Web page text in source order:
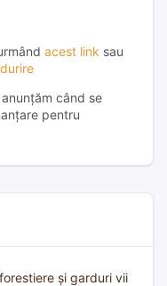
acest link sau
când se
pentru
și garduri vii